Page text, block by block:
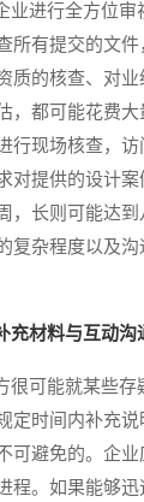
进行全方位审
所有提交的文
质的核查、对
，都可能花费
行现场核查，
对提供的设计
，长则可能达
复杂程度以及
充材料与互动沟
可能就某些存
定时间内补充
可避免的。企
程。如果能够